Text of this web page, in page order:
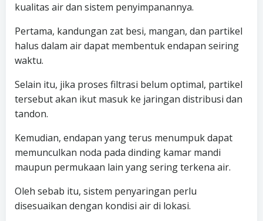
kualitas air dan sistem penyimpanannya.
Pertama, kandungan zat besi, mangan, dan partikel
halus dalam air dapat membentuk endapan seiring
waktu.
Selain itu, jika proses filtrasi belum optimal, partikel
tersebut akan ikut masuk ke jaringan distribusi dan
tandon.
Kemudian, endapan yang terus menumpuk dapat
memunculkan noda pada dinding kamar mandi
maupun permukaan lain yang sering terkena air.
Oleh sebab itu, sistem penyaringan perlu
disesuaikan dengan kondisi air di lokasi.